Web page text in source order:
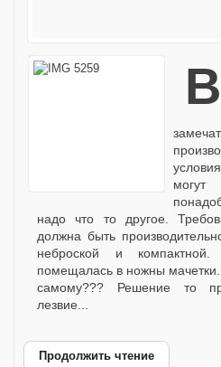
Всем привет! Было
надо что то другое.
должна быть
неброской и
помещалась в ножны
самому??? Решение то
лезвие...
Продолжить чтение